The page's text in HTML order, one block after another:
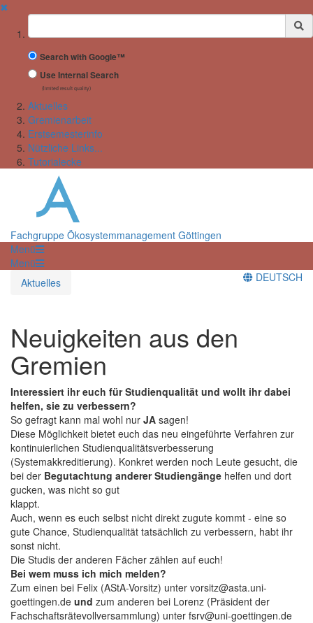
✖
Suchbegriff
Search with Google™
Use Internal Search
(limited result quality)
Aktuelles
Gremienarbeit
Erstsemesterinfo
Nützliche Links...
Tutorialecke
Fachgruppe Ökosystemmanagement Göttingen
Menü
Menü
Aktuelles
DEUTSCH
Neuigkeiten aus den
Gremien
Interessiert ihr euch für Studienqualität und wollt ihr dabei
helfen, sie zu verbessern?
So gefragt kann mal wohl nur JA sagen!
Diese Möglichkeit bietet euch das neu eingeführte Verfahren zur
kontinuierlichen Studienqualitätsverbesserung
(Systemakkreditierung). Konkret werden noch Leute gesucht, die
bei der Begutachtung anderer Studiengänge helfen und dort
gucken, was nicht so gut
klappt.
Auch, wenn es euch selbst nicht direkt zugute kommt - eine so
gute Chance, Studienqualität tatsächlich zu verbessern, habt ihr
sonst nicht.
Die Studis der anderen Fächer zählen auf euch!
Bei wem muss ich mich melden?
Zum einen bei Felix (AStA-Vorsitz) unter vorsitz@asta.uni-
goettingen.de und zum anderen bei Lorenz (Präsident der
Fachschaftsrätevollversammlung) unter fsrv@uni-goettingen.de